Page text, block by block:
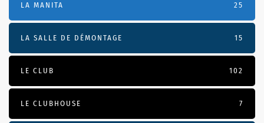
LA MANITA 25
LA SALLE DE DÉMONTAGE 15
LE CLUB 102
LE CLUBHOUSE 7